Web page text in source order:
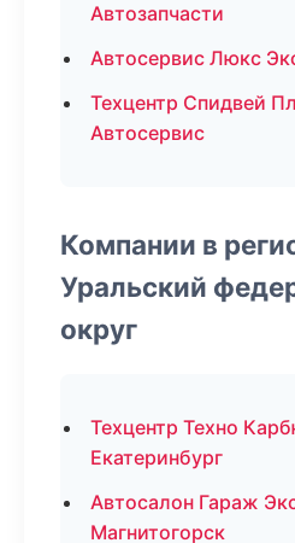
Автозапчасти
Автосервис Люкс
Техцентр Спидвей
Автосервис
Компании в
Уральский
округ
Техцентр Техно
Екатеринбург
Автосалон Гараж
Магнитогорск